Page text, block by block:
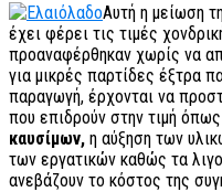
Αυτή η μείωση
έχει φέρει τις τιμές
προαναφέρθηκαν χωρίς να
για μικρές παρτίδες έξτρα
παραγωγή, έρχονται να
που επιδρούν στην τιμή
καυσίμων, η αύξηση των
των εργατικών καθώς τα
ανεβάζουν το κόστος της